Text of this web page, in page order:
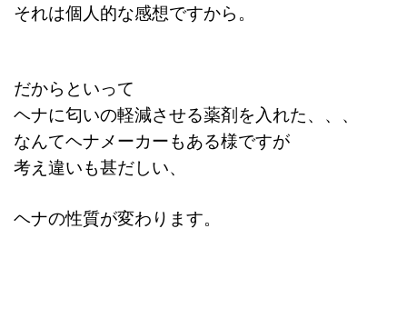
それは個人的な感想ですから。
だからといって
ヘナに匂いの軽減させる薬剤を入れた、、、
なんてヘナメーカーもある様ですが
考え違いも甚だしい、
ヘナの性質が変わります。